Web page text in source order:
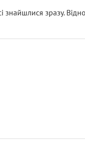
знайшлися зразу.